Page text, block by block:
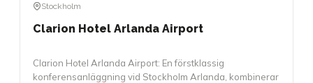
Stockholm
Clarion Hotel Arlanda Airport
Clarion Hotel Arlanda Airport: En förstklassig
konferensanläggning vid Stockholm Arlanda, kombinerar